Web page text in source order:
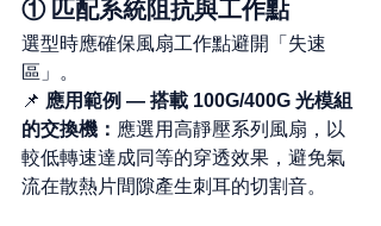
① 匹配系統阻抗與工作點
選型時應確保風扇工作點避開「失速
區」。
📌 應用範例 — 搭載 100G/400G 光模組
的交換機： 應選用高靜壓系列風扇，以
較低轉速達成同等的穿透效果，避免氣
流在散熱片間隙產生刺耳的切割音。